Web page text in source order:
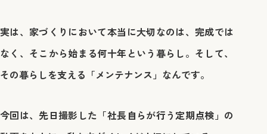
実は、家づくりにおいて本当に大切なのは、完成では
なく、そこから始まる何十年という暮らし。そして、
その暮らしを支える「メンテナンス」なんです。
今回は、先日撮影した「社長自らが行う定期点検」の